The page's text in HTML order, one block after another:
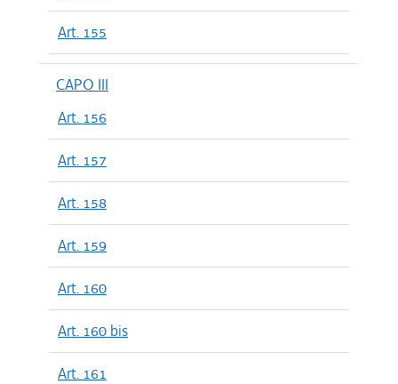
Art. 155
CAPO III
Art. 156
Art. 157
Art. 158
Art. 159
Art. 160
Art. 160 bis
Art. 161